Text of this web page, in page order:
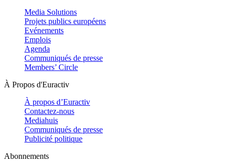
Media Solutions
Projets publics européens
Evénements
Emplois
Agenda
Communiqués de presse
Members’ Circle
À Propos d'Euractiv
À propos d’Euractiv
Contactez-nous
Mediahuis
Communiqués de presse
Publicité politique
Abonnements